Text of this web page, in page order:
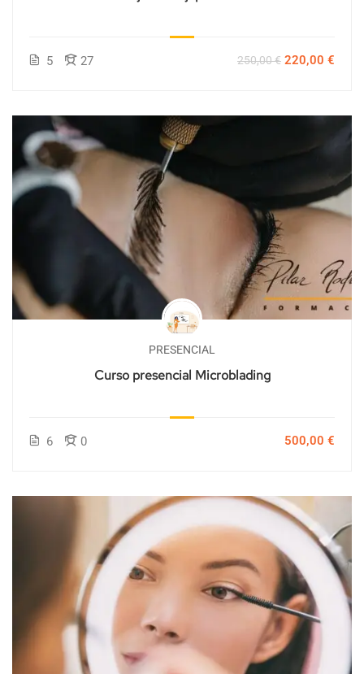
5 27 250,00 € 220,00 €
PRESENCIAL
Curso presencial Microblading
6 0 500,00 €